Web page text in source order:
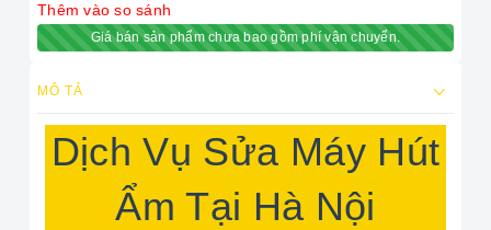
Thêm vào so sánh
Giá bán sản phẩm chưa bao gồm phí vận chuyển.
MÔ TẢ
Dịch Vụ Sửa Máy Hút
Ẩm Tại Hà Nội